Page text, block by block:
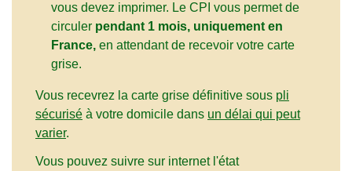
vous devez imprimer. Le CPI vous permet de
circuler pendant 1 mois, uniquement en
France, en attendant de recevoir votre carte
grise.
Vous recevrez la carte grise définitive sous pli
sécurisé à votre domicile dans un délai qui peut
varier.
Vous pouvez suivre sur internet l'état